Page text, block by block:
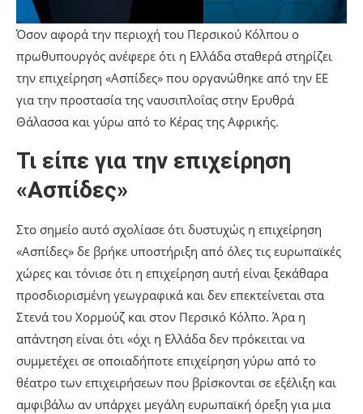
Όσον αφορά την περιοχή του Περσικού Κόλπου ο
πρωθυπουργός ανέφερε ότι η Ελλάδα σταθερά στηρίζει
την επιχείρηση «Ασπίδες» που οργανώθηκε από την ΕΕ
για την προστασία της ναυσιπλοΐας στην Ερυθρά
Θάλασσα και γύρω από το Κέρας της Αφρικής.
Τι είπε για την επιχείρηση
«Ασπίδες»
Στο σημείο αυτό σχολίασε ότι δυστυχώς η επιχείρηση
«Ασπίδες» δε βρήκε υποστήριξη από όλες τις ευρωπαϊκές
χώρες και τόνισε ότι η επιχείρηση αυτή είναι ξεκάθαρα
προσδιορισμένη γεωγραφικά και δεν επεκτείνεται στα
Στενά του Χορμούζ και στον Περσικό Κόλπο. Άρα η
απάντηση είναι ότι «όχι η Ελλάδα δεν πρόκειται να
συμμετέχει σε οποιαδήποτε επιχείρηση γύρω από το
θέατρο των επιχειρήσεων που βρίσκονται σε εξέλιξη και
αμφιβάλω αν υπάρχει μεγάλη ευρωπαϊκή όρεξη για μια